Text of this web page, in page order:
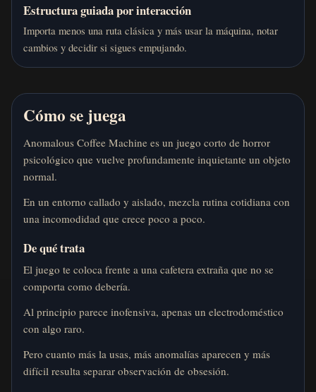
Estructura guiada por interacción
Importa menos una ruta clásica y más usar la máquina, notar
cambios y decidir si sigues empujando.
Cómo se juega
Anomalous Coffee Machine es un juego corto de horror
psicológico que vuelve profundamente inquietante un objeto
normal.
En un entorno callado y aislado, mezcla rutina cotidiana con
una incomodidad que crece poco a poco.
De qué trata
El juego te coloca frente a una cafetera extraña que no se
comporta como debería.
Al principio parece inofensiva, apenas un electrodoméstico
con algo raro.
Pero cuanto más la usas, más anomalías aparecen y más
difícil resulta separar observación de obsesión.